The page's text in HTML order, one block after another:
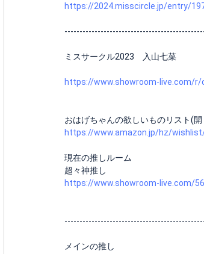
https://2024.misscircle.jp/entry/
ミスサークル2023 入山七菜
https://www.showroom-live.com/r/
おはげちゃんの欲しいものリスト(
https://www.amazon.jp/hz/
現在の推しルーム
超々神推し
https://www.showroom-live.com/
メインの推し